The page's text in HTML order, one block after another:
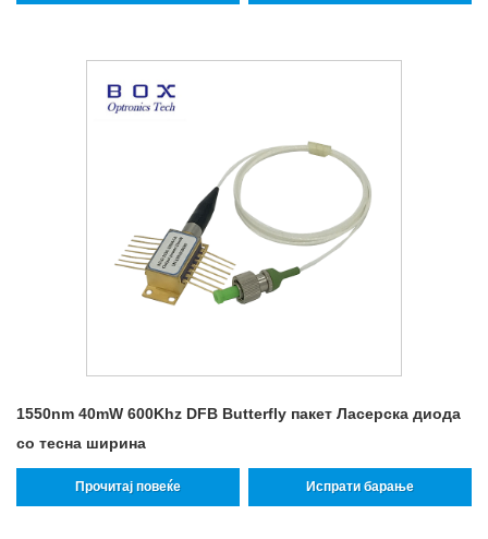
1550nm 40mW 600Khz DFB Butterfly пакет Ласерска диода
со тесна ширина
Прочитај повеќе Испрати барање